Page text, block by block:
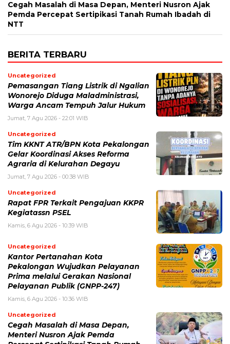
Cegah Masalah di Masa Depan, Menteri Nusron Ajak
Pemda Percepat Sertipikasi Tanah Rumah Ibadah di
NTT
BERITA TERBARU
Uncategorized
Pemasangan Tiang Listrik di Ngalian
Wonorejo Diduga Maladministrasi,
Warga Ancam Tempuh Jalur Hukum
Jumat, 7 Agu 2026 - 22:01 WIB
Uncategorized
Tim KKNT ATR/BPN Kota Pekalongan
Gelar Koordinasi Akses Reforma
Agraria di Kelurahan Degayu
Jumat, 7 Agu 2026 - 00:38 WIB
Uncategorized
Rapat FPR Terkait Pengajuan KKPR
Kegiatassn PSEL
Kamis, 6 Agu 2026 - 10:39 WIB
Uncategorized
Kantor Pertanahan Kota
Pekalongan Wujudkan Pelayanan
Prima melalui Gerakan Nasional
Pelayanan Publik (GNPP-247)
Kamis, 6 Agu 2026 - 10:36 WIB
Uncategorized
Cegah Masalah di Masa Depan,
Menteri Nusron Ajak Pemda